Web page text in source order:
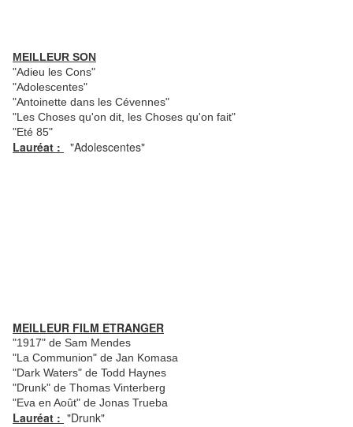
MEILLEUR SON
"Adieu les Cons"
"Adolescentes"
"Antoinette dans les Cévennes"
"Les Choses qu'on dit, les Choses qu'on fait"
"Eté 85"
Lauréat : "Adolescentes"
MEILLEUR FILM ETRANGER
"1917" de Sam Mendes
"La Communion" de Jan Komasa
"Dark Waters" de Todd Haynes
"Drunk" de Thomas Vinterberg
"Eva en Août" de Jonas Trueba
Lauréat : "Drunk"